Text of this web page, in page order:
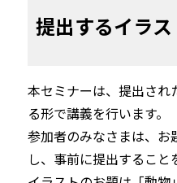
提出するイラ
本セミナーは、提出され
る形で講義を行います。
参加者のみなさまは、お
し、事前に提出すること